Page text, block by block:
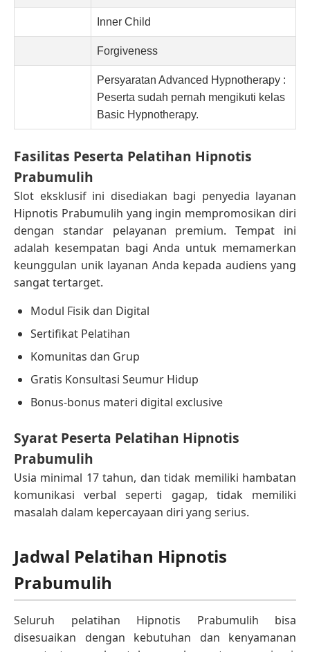
Inner Child
Forgiveness
Persyaratan Advanced Hypnotherapy :
Peserta sudah pernah mengikuti kelas
Basic Hypnotherapy.
Fasilitas Peserta Pelatihan Hipnotis
Prabumulih
Slot eksklusif ini disediakan bagi penyedia layanan
Hipnotis Prabumulih yang ingin mempromosikan diri
dengan standar pelayanan premium. Tempat ini
adalah kesempatan bagi Anda untuk memamerkan
keunggulan unik layanan Anda kepada audiens yang
sangat tertarget.
Modul Fisik dan Digital
Sertifikat Pelatihan
Komunitas dan Grup
Gratis Konsultasi Seumur Hidup
Bonus-bonus materi digital exclusive
Syarat Peserta Pelatihan Hipnotis
Prabumulih
Usia minimal 17 tahun, dan tidak memiliki hambatan
komunikasi verbal seperti gagap, tidak memiliki
masalah dalam kepercayaan diri yang serius.
Jadwal Pelatihan Hipnotis
Prabumulih
Seluruh pelatihan Hipnotis Prabumulih bisa
disesuaikan dengan kebutuhan dan kenyamanan